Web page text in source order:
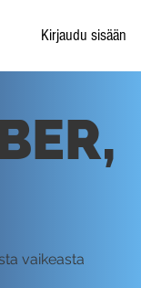
Kirjaudu sisään
vaikeasta